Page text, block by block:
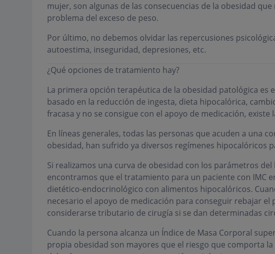
mujer, son algunas de las consecuencias de la obesidad
problema del exceso de peso.
Por último, no debemos olvidar las repercusiones
autoestima, inseguridad, depresiones, etc.
¿Qué opciones de tratamiento hay?
La primera opción terapéutica de la obesidad patológica
basado en la reducción de ingesta, dieta hipocalórica,
fracasa y no se consigue con el apoyo de medicación,
En líneas generales, todas las personas que acuden a una
obesidad, han sufrido ya diversos regímenes hipocalóricos
Si realizamos una curva de obesidad con los parámetros
encontramos que el tratamiento para un paciente con IMC
dietético-endocrinológico con alimentos hipocalóricos.
necesario el apoyo de medicación para conseguir rebajar el
considerarse tributario de cirugía si se dan determinadas
Cuando la persona alcanza un Índice de Masa Corporal
propia obesidad son mayores que el riesgo que comporta